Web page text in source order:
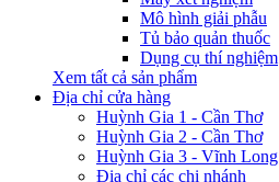
Mô hình giải phẫu
Tủ bảo quản thuốc
Dụng cụ thí nghiệm
Xem tất cả sản phẩm
Địa chỉ cửa hàng
Huỳnh Gia 1 - Cần Thơ
Huỳnh Gia 2 - Cần Thơ
Huỳnh Gia 3 - Vĩnh Long
Địa chỉ các chi nhánh